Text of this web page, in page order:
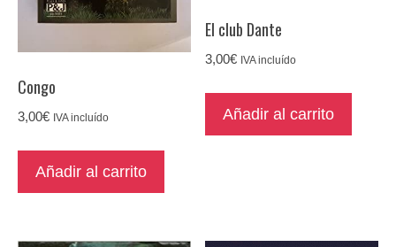
Congo
3,00€ IVA incluído
Añadir al carrito
El club Dante
3,00€ IVA incluído
Añadir al carrito